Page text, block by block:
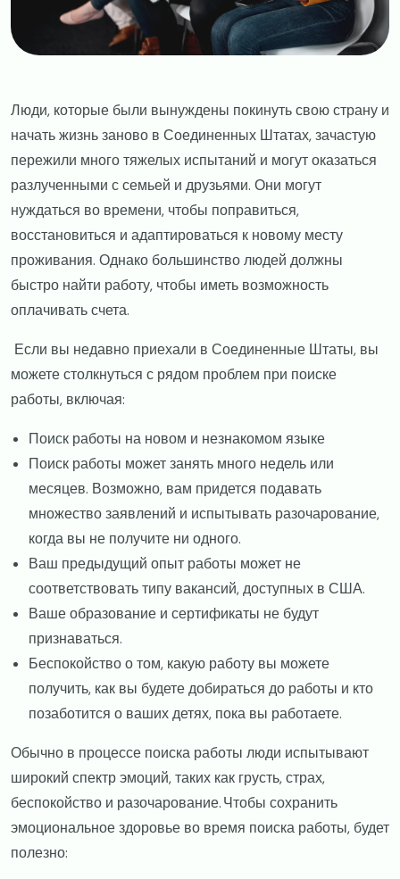
Люди, которые были вынуждены покинуть свою страну и
начать жизнь заново в Соединенных Штатах, зачастую
пережили много тяжелых испытаний и могут оказаться
разлученными с семьей и друзьями. Они могут
нуждаться во времени, чтобы поправиться,
восстановиться и адаптироваться к новому месту
проживания. Однако большинство людей должны
быстро найти работу, чтобы иметь возможность
оплачивать счета.
Если вы недавно приехали в Соединенные Штаты, вы
можете столкнуться с рядом проблем при поиске
работы, включая:
Поиск работы на новом и незнакомом языке
Поиск работы может занять много недель или
месяцев. Возможно, вам придется подавать
множество заявлений и испытывать разочарование,
когда вы не получите ни одного.
Ваш предыдущий опыт работы может не
соответствовать типу вакансий, доступных в США.
Ваше образование и сертификаты не будут
признаваться.
Беспокойство о том, какую работу вы можете
получить, как вы будете добираться до работы и кто
позаботится о ваших детях, пока вы работаете.
Обычно в процессе поиска работы люди испытывают
широкий спектр эмоций, таких как грусть, страх,
беспокойство и разочарование. Чтобы сохранить
эмоциональное здоровье во время поиска работы, будет
полезно: